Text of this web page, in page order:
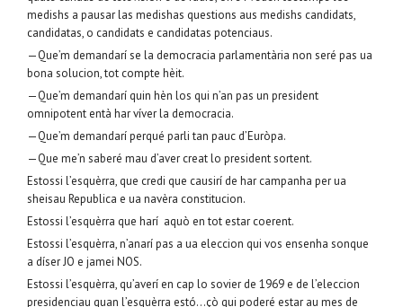
medishs a pausar las medishas questions aus medishs candidats,
candidatas, o candidats e candidatas potenciaus.
—Que’m demandarí se la democracia parlamentària non seré pas ua
bona solucion, tot compte hèit.
—Que’m demandarí quin hèn los qui n’an pas un president
omnipotent entà har víver la democracia.
—Que’m demandarí perqué parli tan pauc d’Euròpa.
—Que me’n saberé mau d’aver creat lo president sortent.
Estossi l’esquèrra, que credi que causirí de har campanha per ua
sheisau Republica e ua navèra constitucion.
Estossi l’esquèrra que harí aquò en tot estar coerent.
Estossi l’esquèrra, n’anarí pas a ua eleccion qui vos ensenha sonque
a díser JO e jamei NOS.
Estossi l’esquèrra, qu’averí en cap lo sovier de 1969 e de l’eleccion
presidenciau quan l’esquèrra estó…çò qui poderé estar au mes de